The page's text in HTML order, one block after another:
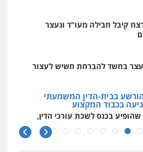
רצח קיבל חבילה מעו"ד ונעצר
נעצר בחשד להברחת חשיש לעצור
בבית-הדין המשמעתי
בכבוד המקצוע
בכנס לשכת עורכי הדין,